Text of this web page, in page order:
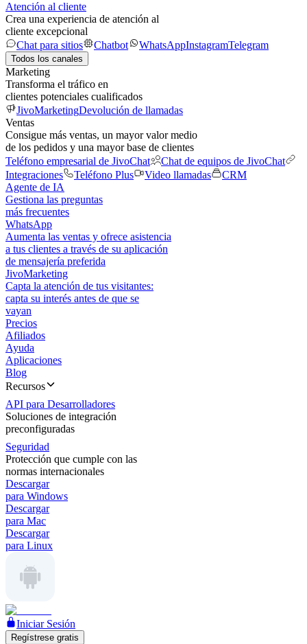
Atención al cliente
Crea una experiencia de atención al
cliente excepcional
Chat para sitios
Chatbot WhatsAppInstagramTelegram
Todos los canales
Marketing
Transforma el tráfico en
clientes potenciales cualificados
JivoMarketingDevolución de llamadas
Ventas
Consigue más ventas, un mayor valor medio
de los pedidos y una mayor base de clientes
Teléfono empresarial de JivoChat
Chat de equipos de JivoChat
Integraciones
Teléfono Plus Video llamadas
CRM
Agente de IA
Gestiona las preguntas
más frecuentes
WhatsApp
Aumenta las ventas y ofrece asistencia
a tus clientes a través de su aplicación
de mensajería preferida
JivoMarketing
Capta la atención de tus visitantes:
capta su interés antes de que se
vayan
Precios
Afiliados
Ayuda
Aplicaciones
Blog
Recursos
API para Desarrolladores
Soluciones de integración
preconfiguradas
Seguridad
Protección que cumple con las
normas internacionales
Descargar
para Windows
Descargar
para Mac
Descargar
para Linux
Iniciar Sesión
Regístrese gratis